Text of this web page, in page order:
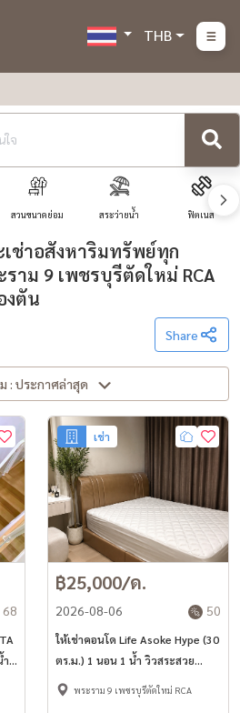
THB
สวนขนาดย่อม สระว่ายน้ำ ฟิตเนส
ช่าอสังหาริมทรัพย์ทุก
าม 9 เพชรบุรีตัดใหม่ RCA
งตัน
Share
เรียงตาม : ประกาศล่าสุด
68
เช่า
฿25,000/ด.
2026-08-06 50
ให้เช่าคอนโด Life Asoke Hype (30
ตร.ม.) 1 นอน 1 น้ำ วิวสระสวย
พร้อมอยู่
พระราม 9 เพชรบุรีตัดใหม่ RCA